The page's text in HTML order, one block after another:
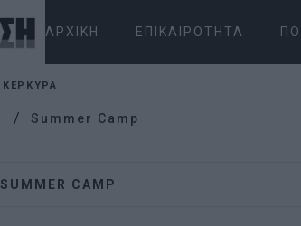
ΑΡΧΙΚΉ ΕΠΙΚΑΙΡΌΤΗΤΑ
ΚΕΡΚΥΡΑ
Summer Camp
SUMMER CAMP